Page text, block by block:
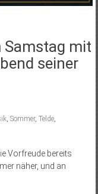
mit
seiner
, Sommer, Telde,
Vorfreude bereits
näher, und an